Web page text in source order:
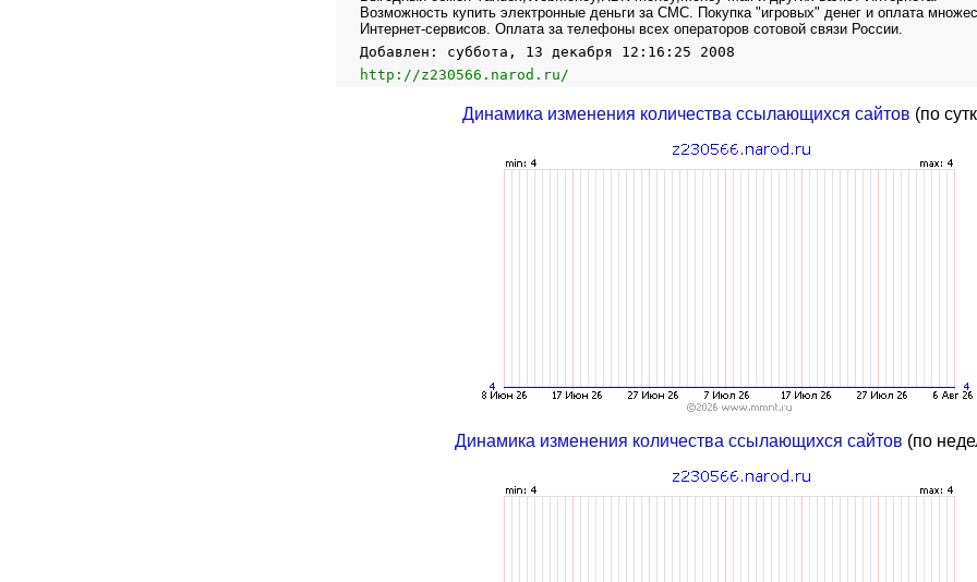
Возможность купить электронные деньги за СМС. Покупка "игровых" денег и оплата
Интернет-сервисов. Оплата за телефоны всех операторов сотовой связи России.
Добавлен: суббота, 13 декабря 12:16:25 2008
http://z230566.narod.ru/
Динамика изменения количества ссылающихся сайтов (по
Динамика изменения количества ссылающихся сайтов (по